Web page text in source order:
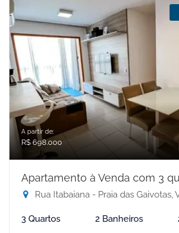
A partir de:
R$ 698.000
Apartamento à Venda com 3
Rua Itabaiana - Praia das Gaivotas,
3 Quartos 2 Banheiros